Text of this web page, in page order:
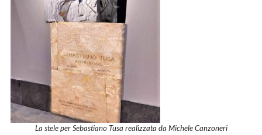
La stele per Sebastiano Tusa realizzata da Michele Canzoneri